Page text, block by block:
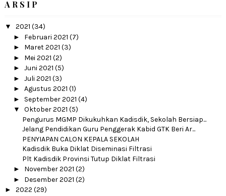
A R S I P
▼ 2021 (34)
► Februari 2021 (7)
► Maret 2021 (3)
► Mei 2021 (2)
► Juni 2021 (5)
► Juli 2021 (3)
► Agustus 2021 (1)
► September 2021 (4)
▼ Oktober 2021 (5)
Pengurus MGMP Dikukuhkan Kadisdik, Sekolah Bersiap...
Jelang Pendidikan Guru Penggerak Kabid GTK Beri Ar...
PENYIAPAN CALON KEPALA SEKOLAH
Kadisdik Buka Diklat Diseminasi Filtrasi
Plt Kadisdik Provinsi Tutup Diklat Filtrasi
► November 2021 (2)
► Desember 2021 (2)
► 2022 (29)